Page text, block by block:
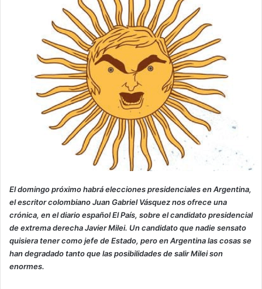
El domingo próximo habrá elecciones presidenciales en Argentina,
el escritor colombiano Juan Gabriel Vásquez nos ofrece una
crónica, en el diario español El País, sobre el candidato presidencial
de extrema derecha Javier Milei. Un candidato que nadie sensato
quisiera tener como jefe de Estado, pero en Argentina las cosas se
han degradado tanto que las posibilidades de salir Milei son
enormes.